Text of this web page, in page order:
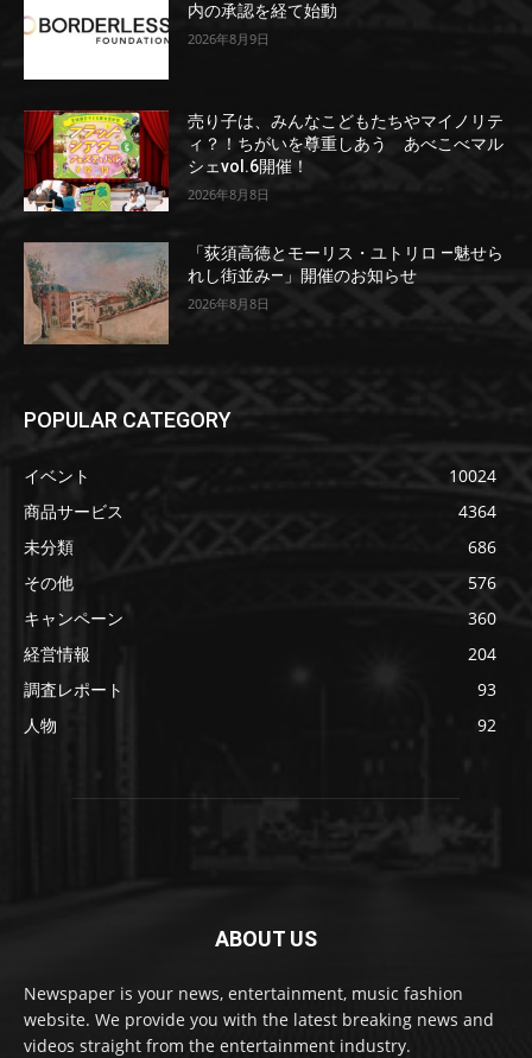
内の承認を経て始動
2026年8月9日
売り子は、みんなこどもたちやマイノリテ
ィ？！ちがいを尊重しあう あべこべマル
シェvol.6開催！
2026年8月8日
「荻須高徳とモーリス・ユトリロ ―魅せら
れし街並み―」開催のお知らせ
2026年8月8日
POPULAR CATEGORY
イベント
10024
商品サービス
4364
未分類
686
その他
576
キャンペーン
360
経営情報
204
調査レポート
93
人物
92
ABOUT US
Newspaper is your news, entertainment, music fashion
website. We provide you with the latest breaking news and
videos straight from the entertainment industry.